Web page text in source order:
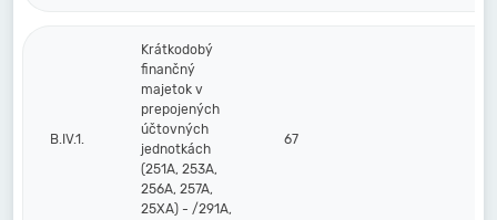
B.IV.1.
Krátkodobý
finančný
majetok v
prepojených
účtovných
jednotkách
(251A, 253A,
256A, 257A,
25XA) - /291A,
67